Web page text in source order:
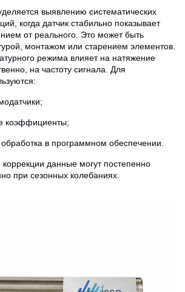
выявлению систематических
когда датчик стабильно показывает
от реального. Это может быть
монтажом или старением элементов.
режима влияет на натяжение
на частоту сигнала. Для
коэффициенты;
в программном обеспечении.
данные могут постепенно
при сезонных колебаниях.